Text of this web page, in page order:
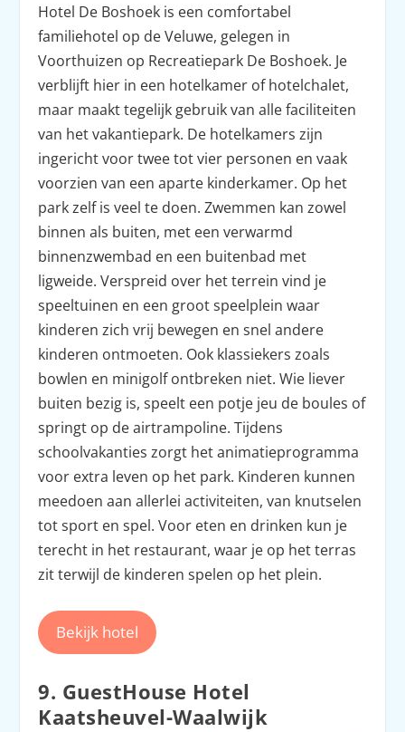
Hotel De Boshoek is een comfortabel
familiehotel op de Veluwe, gelegen in
Voorthuizen op Recreatiepark De Boshoek. Je
verblijft hier in een hotelkamer of hotelchalet,
maar maakt tegelijk gebruik van alle faciliteiten
van het vakantiepark. De hotelkamers zijn
ingericht voor twee tot vier personen en vaak
voorzien van een aparte kinderkamer. Op het
park zelf is veel te doen. Zwemmen kan zowel
binnen als buiten, met een verwarmd
binnenzwembad en een buitenbad met
ligweide. Verspreid over het terrein vind je
speeltuinen en een groot speelplein waar
kinderen zich vrij bewegen en snel andere
kinderen ontmoeten. Ook klassiekers zoals
bowlen en minigolf ontbreken niet. Wie liever
buiten bezig is, speelt een potje jeu de boules of
springt op de airtrampoline. Tijdens
schoolvakanties zorgt het animatieprogramma
voor extra leven op het park. Kinderen kunnen
meedoen aan allerlei activiteiten, van knutselen
tot sport en spel. Voor eten en drinken kun je
terecht in het restaurant, waar je op het terras
zit terwijl de kinderen spelen op het plein.
Bekijk hotel
9. GuestHouse Hotel
Kaatsheuvel-Waalwijk